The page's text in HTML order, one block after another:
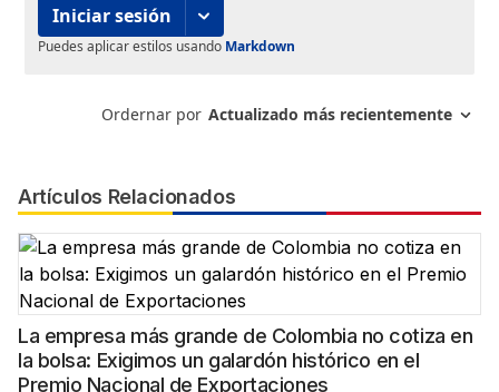
Artículos Relacionados
La empresa más grande de Colombia no cotiza en
la bolsa: Exigimos un galardón histórico en el
Premio Nacional de Exportaciones